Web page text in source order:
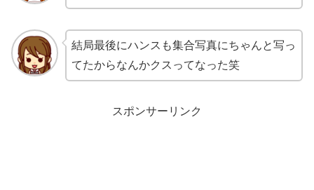
結局最後にハンスも集合写真にちゃんと写っ
てたからなんかクスってなった笑
スポンサーリンク